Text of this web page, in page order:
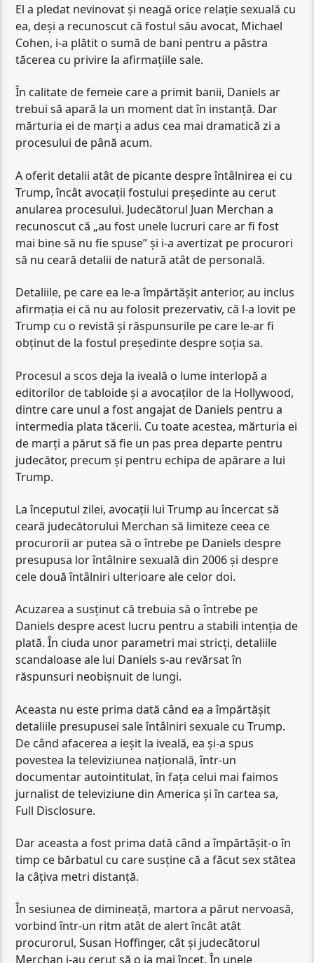
El a pledat nevinovat și neagă orice relație sexuală cu
ea, deși a recunoscut că fostul său avocat, Michael
Cohen, i-a plătit o sumă de bani pentru a păstra
tăcerea cu privire la afirmațiile sale.
În calitate de femeie care a primit banii, Daniels ar
trebui să apară la un moment dat în instanță. Dar
mărturia ei de marți a adus cea mai dramatică zi a
procesului de până acum.
A oferit detalii atât de picante despre întâlnirea ei cu
Trump, încât avocații fostului președinte au cerut
anularea procesului. Judecătorul Juan Merchan a
recunoscut că „au fost unele lucruri care ar fi fost
mai bine să nu fie spuse” și i-a avertizat pe procurori
să nu ceară detalii de natură atât de personală.
Detaliile, pe care ea le-a împărtășit anterior, au inclus
afirmația ei că nu au folosit prezervativ, că l-a lovit pe
Trump cu o revistă și răspunsurile pe care le-ar fi
obținut de la fostul președinte despre soția sa.
Procesul a scos deja la iveală o lume interlopă a
editorilor de tabloide și a avocaților de la Hollywood,
dintre care unul a fost angajat de Daniels pentru a
intermedia plata tăcerii. Cu toate acestea, mărturia ei
de marți a părut să fie un pas prea departe pentru
judecător, precum și pentru echipa de apărare a lui
Trump.
La începutul zilei, avocații lui Trump au încercat să
ceară judecătorului Merchan să limiteze ceea ce
procurorii ar putea să o întrebe pe Daniels despre
presupusa lor întâlnire sexuală din 2006 și despre
cele două întâlniri ulterioare ale celor doi.
Acuzarea a susținut că trebuia să o întrebe pe
Daniels despre acest lucru pentru a stabili intenția de
plată. În ciuda unor parametri mai stricți, detaliile
scandaloase ale lui Daniels s-au revărsat în
răspunsuri neobișnuit de lungi.
Aceasta nu este prima dată când ea a împărtășit
detaliile presupusei sale întâlniri sexuale cu Trump.
De când afacerea a ieșit la iveală, ea și-a spus
povestea la televiziunea națională, într-un
documentar autointitulat, în fața celui mai faimos
jurnalist de televiziune din America și în cartea sa,
Full Disclosure.
Dar aceasta a fost prima dată când a împărtășit-o în
timp ce bărbatul cu care susține că a făcut sex stătea
la câțiva metri distanță.
În sesiunea de dimineață, martora a părut nervoasă,
vorbind într-un ritm atât de alert încât atât
procurorul, Susan Hoffinger, cât și judecătorul
Merchan i-au cerut să o ia mai încet. În unele